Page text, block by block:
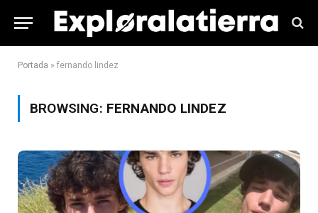
Portada » fernando lindez
BROWSING: FERNANDO LINDEZ